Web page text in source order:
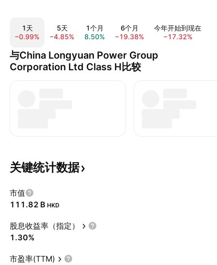
1天
−0.99%
5天
−4.85%
1个月
8.50%
6个月
−19.38%
今年开始到现在
−17.32%
与China Longyuan Power Group
Corporation Ltd Class H比较
关键统计数据
市值
‪111.82 B‬ HKD
股息收益率（指定）
1.30%
市盈率(TTM)